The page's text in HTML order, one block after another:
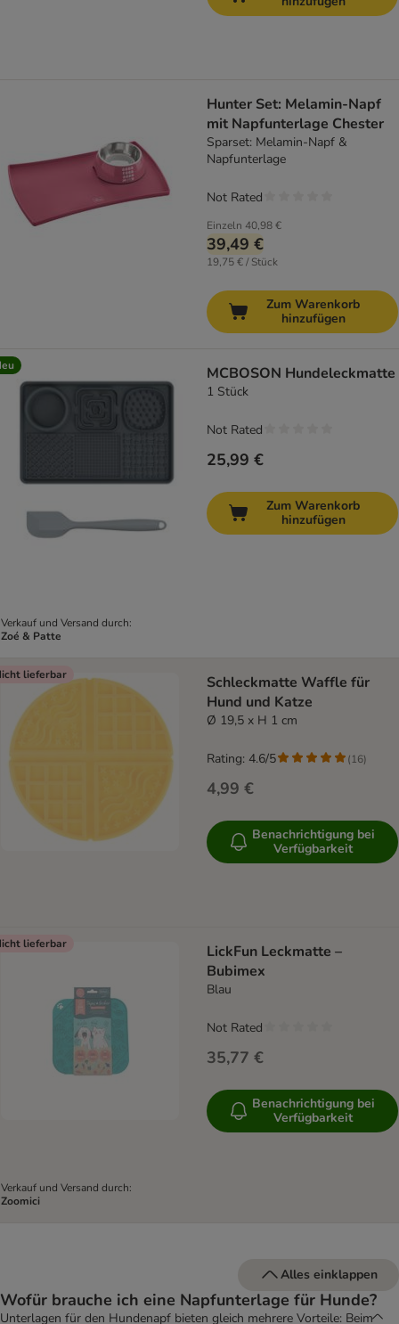
Hunter Set: Melamin-Napf
mit Napfunterlage Chester
Sparset: Melamin-Napf &
Napfunterlage
Einzeln 40,98 €
39,49 €
19,75 € / Stück
Not Rated
Zum Warenkorb
hinzufügen
Verkauf und Versand durch:
Zoé & Patte
MCBOSON Hundeleckmatte
1 Stück
25,99 €
Not Rated
Zum Warenkorb
hinzufügen
lieferbar
Schleckmatte Waffle für
Hund und Katze
Ø 19,5 x H 1 cm
4,99 €
Rating: 4.6/5 (16)
Benachrichtigung bei
Verfügbarkeit
lieferbar
Verkauf und Versand durch:
Zoomici
LickFun Leckmatte –
Bubimex
Blau
35,77 €
Not Rated
Benachrichtigung bei
Verfügbarkeit
Alles einklappen
Wofür brauche ich eine Napfunterlage für Hunde?
Unterlagen für den Hundenapf bieten gleich mehrere Vorteile: Beim